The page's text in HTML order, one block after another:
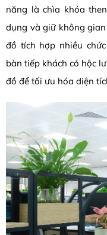
năng là chìa khóa
dụng và giữ không
đồ tích hợp nhiều
bàn tiếp khách có hộc
đồ để tối ưu hóa diện